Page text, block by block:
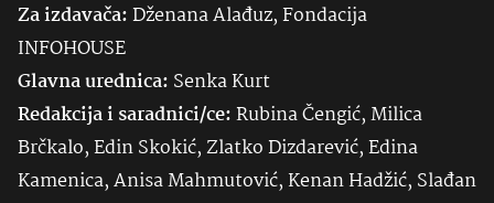
Za izdavača:Dženana Alađuz, Fondacija
INFOHOUSE
Glavna urednica: SenkaKurt
Redakcija i saradnici/ce:Rubina Čengić, Milica
Brčkalo, Edin Skokić, Zlatko Dizdarević, Edina
Kamenica, Anisa Mahmutović, Kenan Hadžić, Slađan